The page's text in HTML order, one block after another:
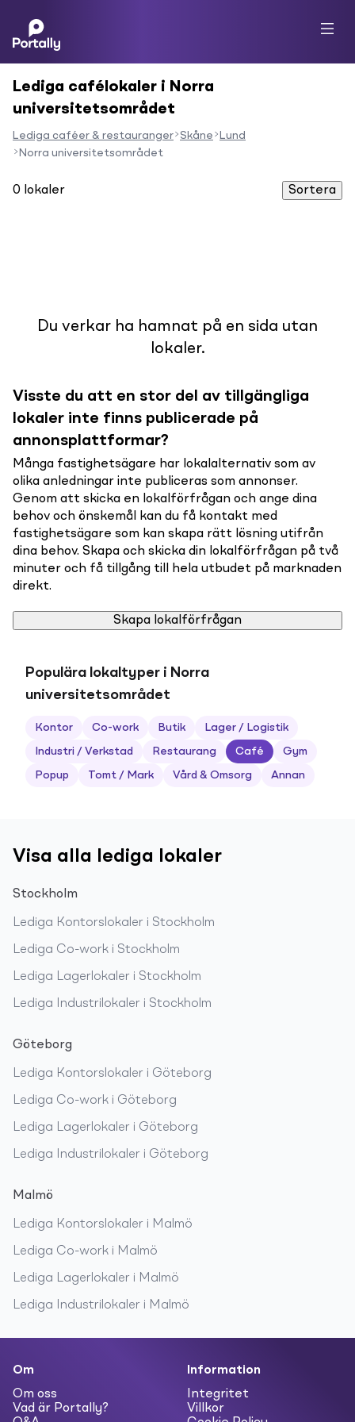
Lediga cafélokaler i Norra
universitetsområdet
Lediga caféer & restauranger Skåne
Lund
Norra universitetsområdet
0 lokaler Sortera
Du verkar ha hamnat på en sida utan
lokaler.
Visste du att en stor del av tillgängliga
lokaler inte finns publicerade på
annonsplattformar?
Många fastighetsägare har lokalalternativ som av
olika anledningar inte publiceras som annonser.
Genom att skicka en lokalförfrågan och ange dina
behov och önskemål kan du få kontakt med
fastighetsägare som kan skapa rätt lösning utifrån
dina behov. Skapa och skicka din lokalförfrågan på två
minuter och få tillgång till hela utbudet på marknaden
direkt.
Skapa lokalförfrågan
Populära lokaltyper i Norra
universitetsområdet
Kontor Co-work Butik Lager / Logistik
Industri / Verkstad Restaurang Café Gym
Popup Tomt / Mark Vård & Omsorg Annan
Visa alla lediga lokaler
Stockholm
Lediga Kontorslokaler i Stockholm
Lediga Co-work i Stockholm
Lediga Lagerlokaler i Stockholm
Lediga Industrilokaler i Stockholm
Göteborg
Lediga Kontorslokaler i Göteborg
Lediga Co-work i Göteborg
Lediga Lagerlokaler i Göteborg
Lediga Industrilokaler i Göteborg
Malmö
Lediga Kontorslokaler i Malmö
Lediga Co-work i Malmö
Lediga Lagerlokaler i Malmö
Lediga Industrilokaler i Malmö
Om
Om oss
Vad är Portally?
Information
Integritet
Villkor